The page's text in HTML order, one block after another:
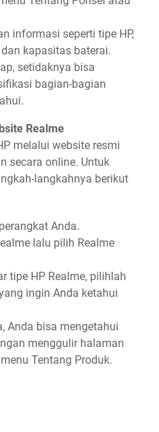
informasi seperti tipe HP,
kapasitas baterai.
setidaknya bisa
bagian-bagian
Realme
melalui website resmi
secara online. Untuk
langkahnya berikut
Anda.
lalu pilih Realme
tipe HP Realme, pilihlah
ingin Anda ketahui
Anda bisa mengetahui
menggulir halaman
Tentang Produk.